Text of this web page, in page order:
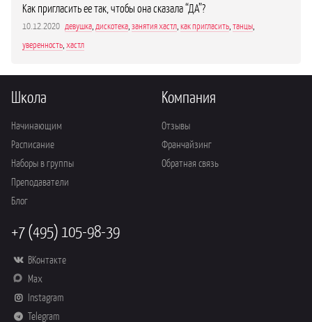
Как пригласить ее так, чтобы она сказала “ДА”?
10.12.2020 девушка дискотека занятия хастл как пригласить танцы
уверенность хастл
Школа
Начинающим
Расписание
Наборы в группы
Преподаватели
Блог
Компания
Отзывы
Франчайзинг
Обратная связь
+7 (495) 105-98-39
ВКонтакте
Max
Instagram
Telegram